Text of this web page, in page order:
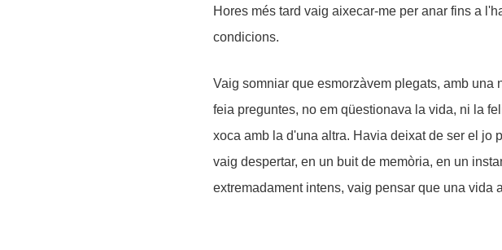
Hores més tard vaig aixecar-me per anar fins a
condicions.
Vaig somniar que esmorzàvem plegats, amb una
feia preguntes, no em qüestionava la vida, ni la
xoca amb la d'una altra. Havia deixat de ser el jo
vaig despertar, en un buit de memòria, en un
extremadament intens, vaig pensar que una vida